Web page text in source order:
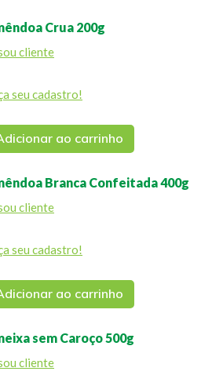
Crua 200g
cliente
seu cadastro!
ao carrinho
Branca Confeitada 400g
cliente
seu cadastro!
ao carrinho
sem Caroço 500g
cliente